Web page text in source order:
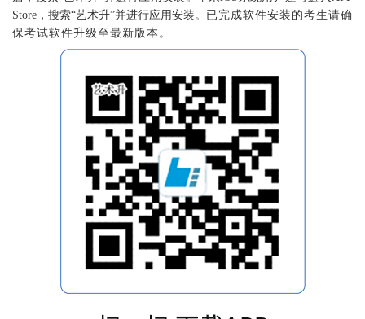
Store，搜索“艺术升”并进行应用安装。 已完成软件安装的考生请确
保考试软件升级至最新版本。